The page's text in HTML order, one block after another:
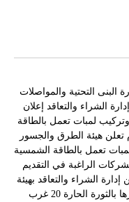
وزارة البنى التحتية والمواصلات
الشراء والتعاقد إعلان
بتوريد وتركيب لمبات تعمل بالطاقة
تعلن هيئة الطرق والجسور
تعمل بالطاقة الشمسية
الراغبة في التقديم
الشراء والتعاقد بهيئة
الطرق والجسور و مصارف المياه بمقرها بالثورة الحارة 20 غرب